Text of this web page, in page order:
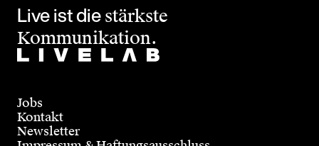
Live ist die stärkste
Kommunikation.
Jobs
Kontakt
Newsletter